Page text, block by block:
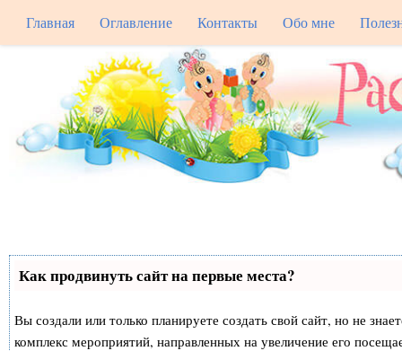
Главная Оглавление Контакты Обо мне
Как продвинуть сайт на первые места?
Вы создали или только планируете создать свой сайт, но не
комплекс мероприятий, направленных на увеличение его